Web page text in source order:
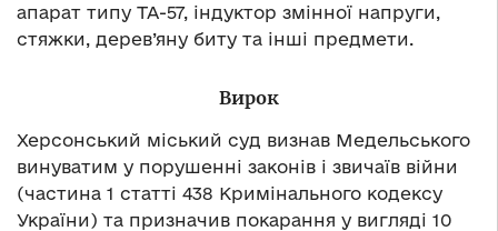
апарат типу ТА-57, індуктор змінної напруги,
стяжки, дерев’яну биту та інші предмети.
Вирок
Херсонський міський суд визнав Медельського
винуватим у порушенні законів і звичаїв війни
(частина 1 статті 438 Кримінального кодексу
України) та призначив покарання у вигляді 10